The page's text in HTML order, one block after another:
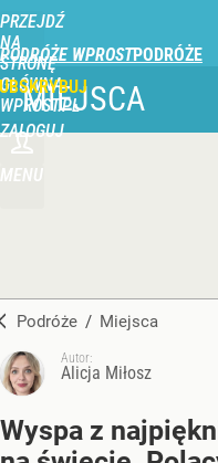
PRZEJDŹ
NA
STRONĘ
GŁÓWNĄ
WPROST.PL
PODRÓŻE WPROST
ZALOGUJ
MENU
MIEJSCA
Podróże / Miejsca
Autor:
Alicja Miłosz
Wyspa z